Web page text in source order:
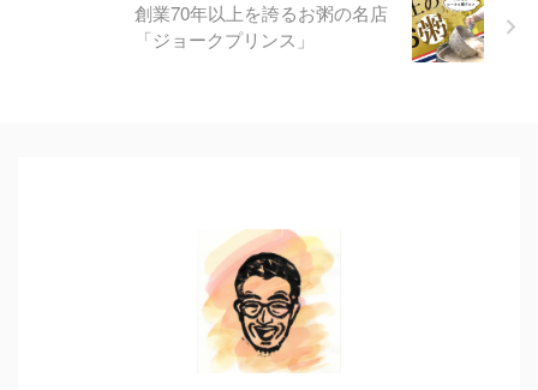
創業70年以上を誇るお粥の名店
「ジョークプリンス」